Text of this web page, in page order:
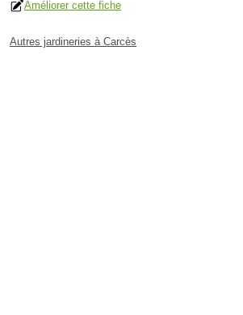
Améliorer cette fiche
Autres jardineries à Carcès